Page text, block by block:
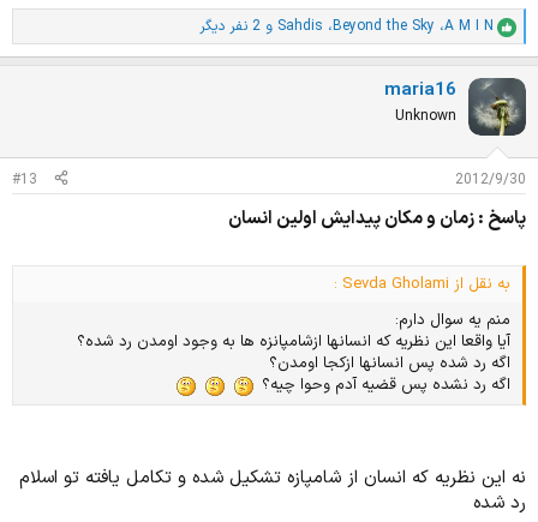
ا
م
ت
ی
ا
ز
ت
:
A M I N، Beyond the Sky، Sahdis و 2 نفر دیگر
maria16
Unknown
2012/9/30
#13
پاسخ : زمان و مکان پیدایش اولین انسان
به نقل از Sevda Gholami :
منم یه سوال دارم:
آیا واقعا این نظریه که انسانها ازشامپانزه ها به وجود اومدن رد شده؟
اگه رد شده پس انسانها ازکجا اومدن؟
اگه رد نشده پس قضیه آدم وحوا چیه؟
نه این نظریه که انسان از شامپازه تشکیل شده و تکامل یافته تو اسلام
رد شده